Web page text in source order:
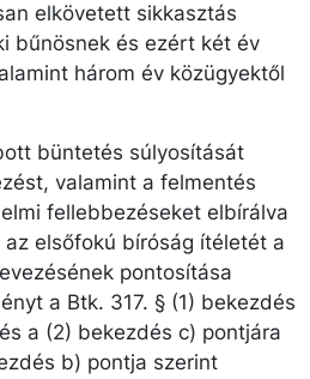
elkövetett sikkasztás
bűnösnek és ezért két év
három év közügyektől
büntetés súlyosítását
valamint a felmentés
fellebbezéseket elbírálva
elsőfokú bíróság ítéletét a
pontosítása
a Btk. 317. § (1) bekezdés
a (2) bekezdés c) pontjára
b) pontja szerint